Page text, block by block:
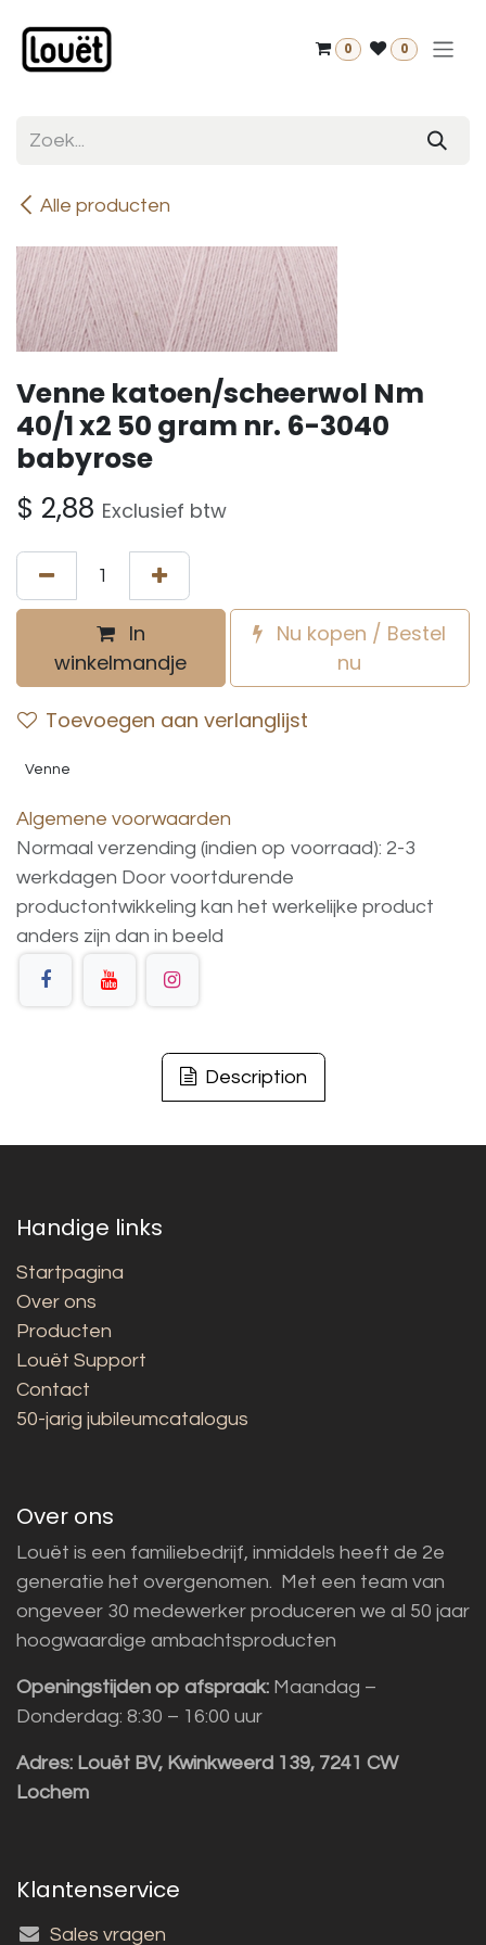
0 0
Alle producten
Venne katoen/scheerwol Nm
40/1 x2 50 gram nr. 6-3040
babyrose
$ 2,88 Exclusief btw
In
winkelmandje
Nu kopen / Bestel
nu
Toevoegen aan verlanglijst
Venne
Algemene voorwaarden
Normaal verzending (indien op voorraad): 2-3
werkdagen Door voortdurende
productontwikkeling kan het werkelijke product
anders zijn dan in beeld
Description
Handige links
Startpagina
Over ons
Producten
Louët Support
Contact
50-jarig jubileumcatalogus
Over ons
Louët is een familiebedrijf, inmiddels heeft de 2e
generatie het overgenomen. Met een team van
ongeveer 30 medewerker produceren we al 50 jaar
hoogwaardige ambachtsproducten
Openingstijden op afspraak: Maandag –
Donderdag: 8:30 – 16:00 uur
Adres: Louët BV, Kwinkweerd 139, 7241 CW
Lochem
Klantenservice
Sales vragen